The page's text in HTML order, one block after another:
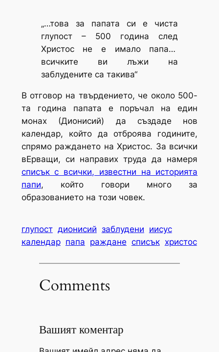
„…това за папата си е чиста
глупост – 500 година след
Христос не е имало папа…
всичките ви лъжи на
заблудените са такива“
В отговор на твърдението, че около 500-
та година папата е поръчал на един
монах (Дионисий) да създаде нов
календар, който да отброява годините,
спрямо раждането на Христос. За всички
вЕрващи, си направих труда да намеря
списък с всички, известни на историята
папи, който говори много за
образованието на този човек.
глупост дионисий заблудени иисус
календар папа раждане списък христос
Comments
Вашият коментар